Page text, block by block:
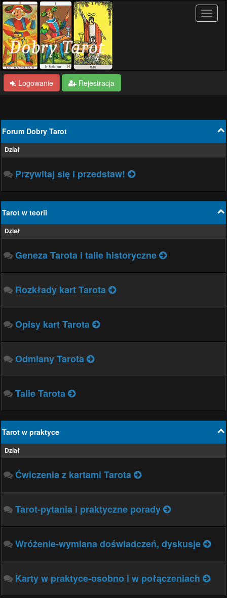
Logowanie Rejestracja
Forum Dobry Tarot
Dział
Przywitaj się i przedstaw!
Tarot w teorii
Dział
Geneza Tarota i talie historyczne
Rozkłady kart Tarota
Opisy kart Tarota
Odmiany Tarota
Talie Tarota
Tarot w praktyce
Dział
Ćwiczenia z kartami Tarota
Tarot-pytania i praktyczne porady
Wróżenie-wymiana doświadczeń, dyskusje
Karty w praktyce-osobno i w połączeniach